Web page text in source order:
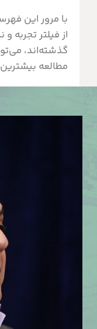
با مرور این
از فیلتر تجربه
گذشته‌اند،
مطالعه بیشترین